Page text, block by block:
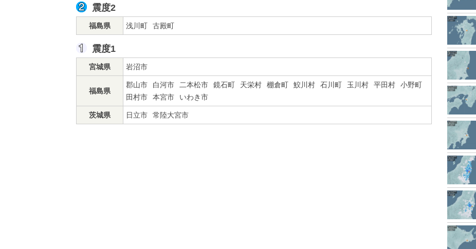
震度2
福島県 浅川町 古殿町
震度1
宮城県 岩沼市
福島県
郡山市 白河市 二本松市 鏡石町 天栄村 棚倉町 鮫川村 石川町 玉川村 平田村
小野町
田村市
本宮市 いわき市
茨城県 日立市 常陸大宮市